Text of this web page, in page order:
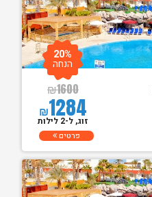
₪1600
₪1284
20%
הנחה
זוג, ל-2 לילות
פרטים